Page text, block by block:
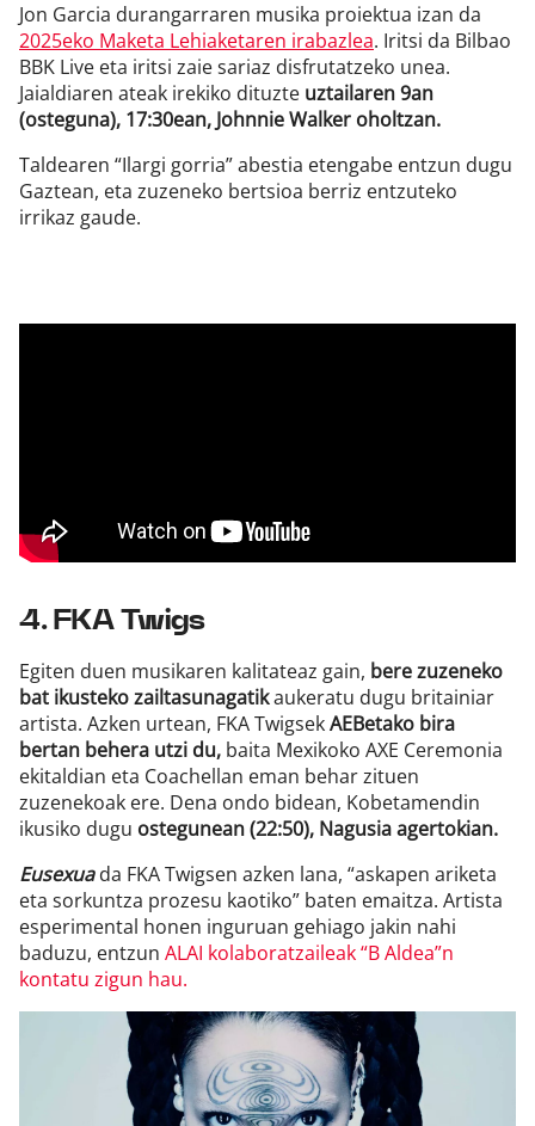
Jon Garcia durangarraren musika proiektua izan da
2025eko Maketa Lehiaketaren irabazlea. Iritsi da Bilbao
BBK Live eta iritsi zaie sariaz disfrutatzeko unea.
Jaialdiaren ateak irekiko dituzte uztailaren 9an
(osteguna), 17:30ean, Johnnie Walker oholtzan.
Taldearen “Ilargi gorria” abestia etengabe entzun dugu
Gaztean, eta zuzeneko bertsioa berriz entzuteko
irrikaz gaude.
4. FKA Twigs
Egiten duen musikaren kalitateaz gain, bere zuzeneko
bat ikusteko zailtasunagatikaukeratu dugu britainiar
artista. Azken urtean, FKA TwigsekAEBetako bira
bertan behera utzi du, baita Mexikoko AXE Ceremonia
ekitaldian eta Coachellan eman behar zituen
zuzenekoak ere. Dena ondo bidean, Kobetamendin
ikusiko dugu ostegunean (22:50), Nagusia agertokian.
Eusexuada FKA Twigsen azken lana, “askapen ariketa
eta sorkuntza prozesu kaotiko” baten emaitza. Artista
esperimental honen inguruan gehiago jakin nahi
baduzu, entzun ALAI kolaboratzaileak “B Aldea”n
kontatu zigun hau.